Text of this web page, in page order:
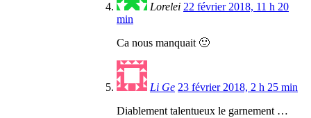
Lorelei 22 février 2018, 11 h 20
min
Ca nous manquait 🙂
Li Ge 23 février 2018, 2 h 25 min
Diablement talentueux le garnement …